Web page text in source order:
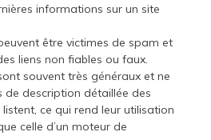
informations sur un site
être victimes de spam et
liens non fiables ou faux.
souvent très généraux et ne
de description détaillée des
listent, ce qui rend leur utilisation
celle d’un moteur de